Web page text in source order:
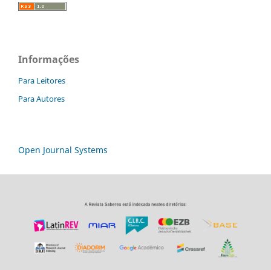
Informações
Para Leitores
Para Autores
Open Journal Systems